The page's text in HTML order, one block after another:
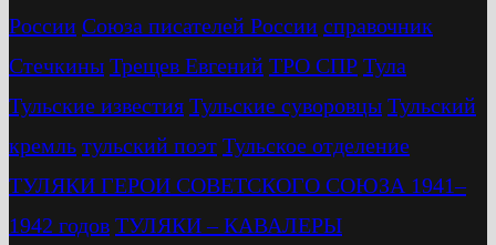
России Союза писателей России справочник
Стечкины Трещев Евгений ТРО СПР Тула
Тульские известия Тульские суворовцы Тульский
кремль тульский поэт Тульское отделение
ТУЛЯКИ ГЕРОИ СОВЕТСКОГО СОЮЗА 1941–
1942 годов ТУЛЯКИ – КАВАЛЕРЫ